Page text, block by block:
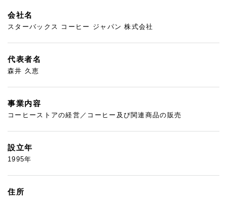
会社名
スターバックス コーヒー ジャパン 株式会社
代表者名
森井 久恵
事業内容
コーヒーストアの経営／コーヒー及び関連商品の販売
設立年
1995年
住所